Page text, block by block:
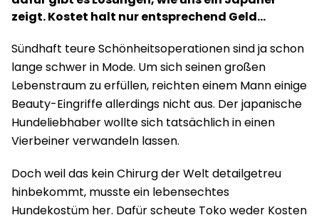
zeigt. Kostet halt nur entsprechend Geld...
Sündhaft teure Schönheitsoperationen sind ja schon
lange schwer in Mode. Um sich seinen großen
Lebenstraum zu erfüllen, reichten einem Mann einige
Beauty-Eingriffe allerdings nicht aus. Der japanische
Hundeliebhaber wollte sich tatsächlich in einen
Vierbeiner verwandeln lassen.
Doch weil das kein Chirurg der Welt detailgetreu
hinbekommt, musste ein lebensechtes
Hundekostüm her. Dafür scheute Toko weder Kosten